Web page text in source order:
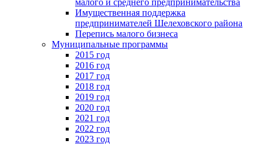
Имущественная поддержка
предпринимателей Шелеховского района
Перепись малого бизнеса
Муниципальные программы
2015 год
2016 год
2017 год
2018 год
2019 год
2020 год
2021 год
2022 год
2023 год